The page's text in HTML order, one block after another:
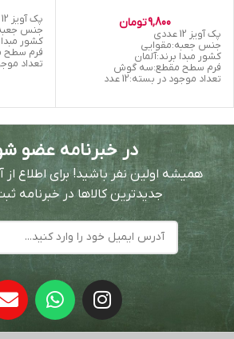
9,800تومان
پک آویز 12 عددی
جنس جعبه:مقوایی
کشور مبدا برند:آلمان
فرم سطح مقطع:سه گوش
تعداد موجود در بسته:12 عدد
پک آویز 12 عددی
جنس
کشور مبدا
فرم
تعداد
در خبرنامه عضو
همیشه اولین نفر باشید! برای اطلاع
جدیدترین کالاها در خبرنامه